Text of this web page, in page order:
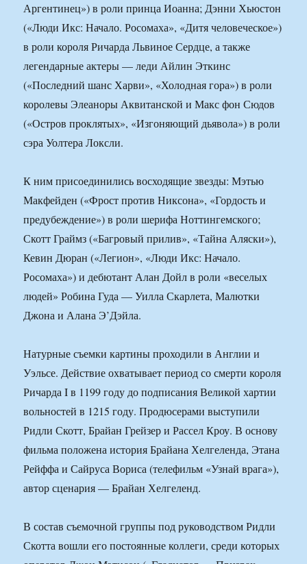
Аргентинец») в роли принца Иоанна; Дэнни Хьюстон
(«Люди Икс: Начало. Росомаха», «Дитя человеческое»)
в роли короля Ричарда Львиное Сердце, а также
легендарные актеры — леди Айлин Эткинс
(«Последний шанс Харви», «Холодная гора») в роли
королевы Элеаноры Аквитанской и Макс фон Сюдов
(«Остров проклятых», «Изгоняющий дьявола») в роли
сэра Уолтера Локсли.
К ним присоединились восходящие звезды: Мэтью
Макфейден («Фрост против Никсона», «Гордость и
предубеждение») в роли шерифа Ноттингемского;
Скотт Граймз («Багровый прилив», «Тайна Аляски»),
Кевин Дюран («Легион», «Люди Икс: Начало.
Росомаха») и дебютант Алан Дойл в роли «веселых
людей» Робина Гуда — Уилла Скарлета, Малютки
Джона и Алана Э’Дэйла.
Натурные съемки картины проходили в Англии и
Уэльсе. Действие охватывает период со смерти короля
Ричарда I в 1199 году до подписания Великой хартии
вольностей в 1215 году. Продюсерами выступили
Ридли Скотт, Брайан Грейзер и Рассел Кроу. В основу
фильма положена история Брайана Хелгеленда, Этана
Рейффа и Сайруса Вориса (телефильм «Узнай врага»),
автор сценария — Брайан Хелгеленд.
В состав съемочной группы под руководством Ридли
Скотта вошли его постоянные коллеги, среди которых